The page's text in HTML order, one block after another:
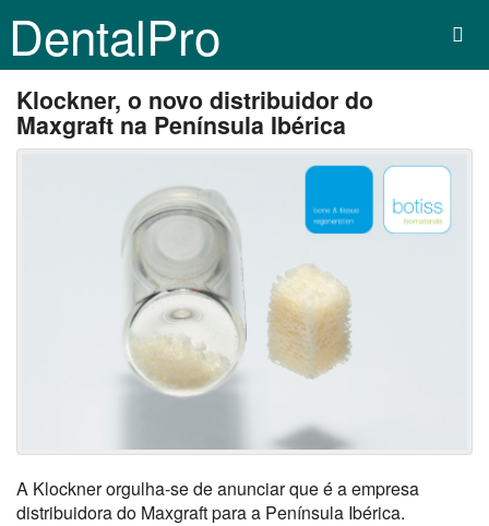
DentalPro
Klockner, o novo distribuidor do
Maxgraft na Península Ibérica
A Klockner orgulha-se de anunciar que é a empresa
distribuidora do Maxgraft para a Península Ibérica.